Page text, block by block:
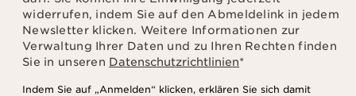
widerrufen, indem Sie auf den Abmeldelink in jedem
Newsletter klicken. Weitere Informationen zur
Verwaltung Ihrer Daten und zu Ihren Rechten finden
Sie in unseren Datenschutzrichtlinien*
Indem Sie auf „Anmelden“ klicken, erklären Sie sich damit